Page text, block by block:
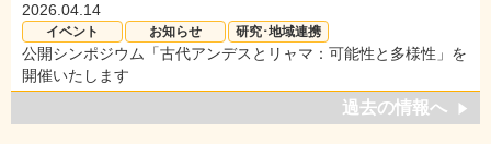
2026.04.14
イベント お知らせ 研究･地域連携
公開シンポジウム「古代アンデスとリャマ：可能性と多様性」を
開催いたします
過去の情報へ